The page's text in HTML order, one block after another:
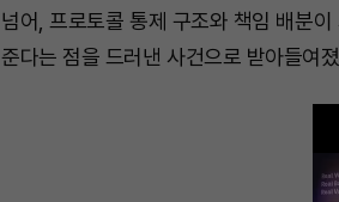
넘어, 프로토콜 통제 구조와 책임 배분
준다는 점을 드러낸 사건으로 받아들여